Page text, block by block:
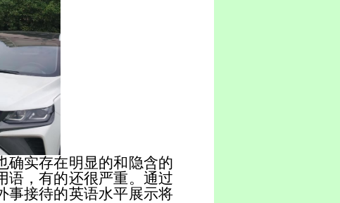
确实存在明显的和隐含的
语，有的还很严重。通过
事接待的英语水平展示将